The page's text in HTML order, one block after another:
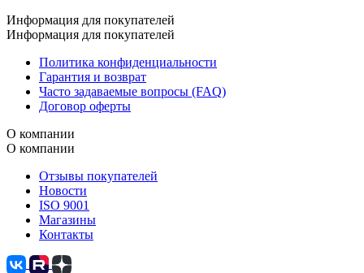
Информация для покупателей
Информация для покупателей
Политика конфиденциальности
Гарантия и возврат
Часто задаваемые вопросы (FAQ)
Договор оферты
О компании
О компании
Отзывы покупателей
Новости
ISO 9001
Магазины
Контакты